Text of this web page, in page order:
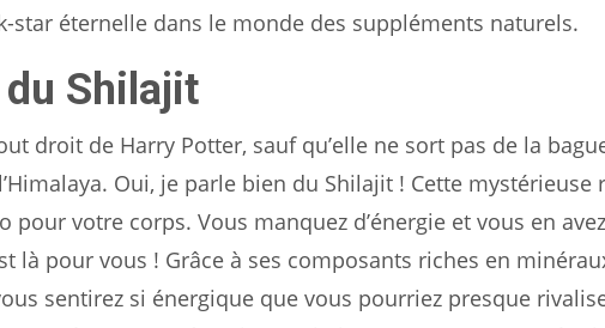
star éternelle dans le monde des suppléments naturels.
Shilajit
droit de Harry Potter, sauf qu’elle ne sort pas de la
Oui, je parle bien du Shilajit ! Cette mystérieuse
pour votre corps. Vous manquez d’énergie et vous en
là pour vous ! Grâce à ses composants riches en
sentirez si énergique que vous pourriez presque